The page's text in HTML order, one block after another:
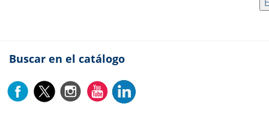
Buscar en el catálogo